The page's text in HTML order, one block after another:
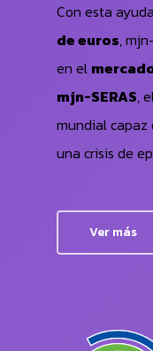
Con esta
de euros,
en el
mjn-SERAS,
mundial capaz
una crisis de
Ver más